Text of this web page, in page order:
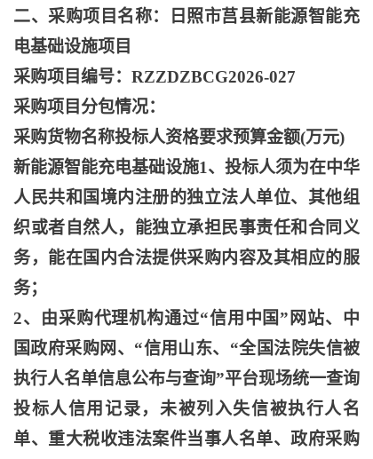
二、采购项目名称：日照市莒县新能源智能充
电基础设施项目
采购项目编号： RZZDZBCG2026-027
采购项目分包情况：
采购货物名称投标人资格要求预算金额(万元)
新能源智能充电基础设施1、投标人须为在中华
人民共和国境内注册的独立法人单位、其他组
织或者自然人，能独立承担民事责任和合同义
务，能在国内合法提供采购内容及其相应的服
务；
2、由采购代理机构通过“信用中国”网站、中
国政府采购网、“信用山东、“全国法院失信被
执行人名单信息公布与查询”平台现场统一查询
投标人信用记录，未被列入失信被执行人名
单、重大税收违法案件当事人名单、政府采购